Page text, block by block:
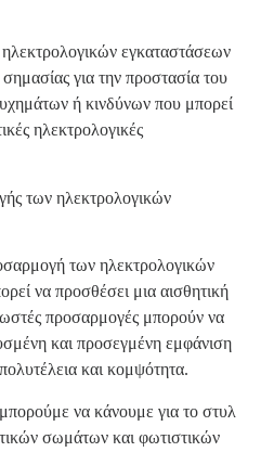
εγκαταστάσεων
σημασίας για την προστασία του
ή κινδύνων που μπορεί
ηλεκτρολογικές
των ηλεκτρολογικών
των ηλεκτρολογικών
να προσθέσει μια αισθητική
προσαρμογές μπορούν να
και προσεγμένη εμφάνιση
και κομψότητα.
να κάνουμε για το στυλ
σωμάτων και φωτιστικών